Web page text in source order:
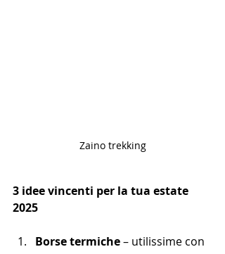
Zaino trekking
3 idee vincenti per la tua estate
2025
Borse termiche – utilissime con